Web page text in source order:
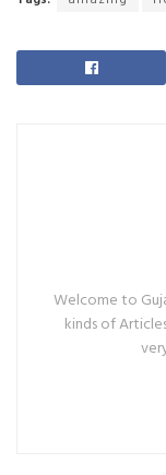
Welcome to
kinds of